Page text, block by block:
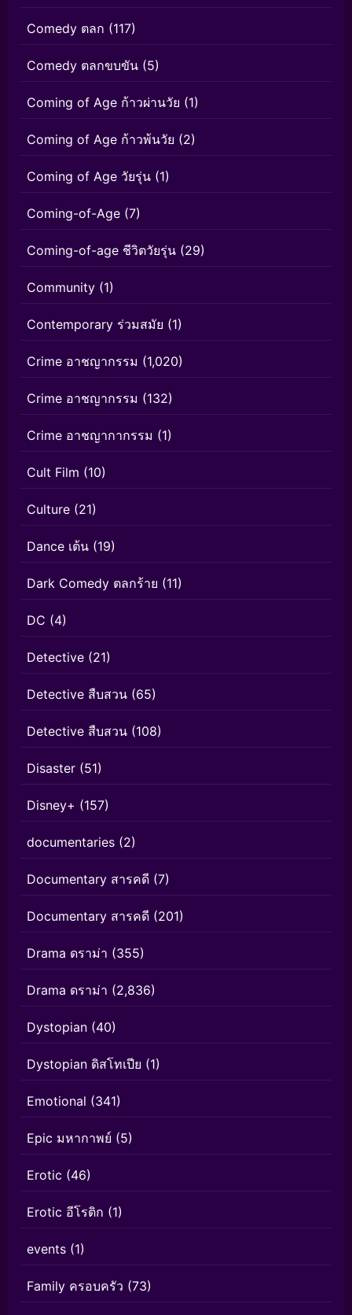
Comedy ตลก (117)
Comedy ตลกขบขัน (5)
Coming of Age ก้าวผ่านวัย (1)
Coming of Age ก้าวพ้นวัย (2)
Coming of Age วัยรุ่น (1)
Coming-of-Age (7)
Coming-of-age ชีวิตวัยรุ่น (29)
Community (1)
Contemporary ร่วมสมัย (1)
Crime อาชญากรรม (1,020)
Crime อาชญากรรม (132)
Crime อาชญากากรรม (1)
Cult Film (10)
Culture (21)
Dance เต้น (19)
Dark Comedy ตลกร้าย (11)
DC (4)
Detective (21)
Detective สืบสวน (65)
Detective สืบสวน (108)
Disaster (51)
Disney+ (157)
documentaries (2)
Documentary สารคดี (7)
Documentary สารคดี (201)
Drama ดราม่า (355)
Drama ดราม่า (2,836)
Dystopian (40)
Dystopian ดิสโทเปีย (1)
Emotional (341)
Epic มหากาพย์ (5)
Erotic (46)
Erotic อีโรติก (1)
events (1)
Family ครอบครัว (73)